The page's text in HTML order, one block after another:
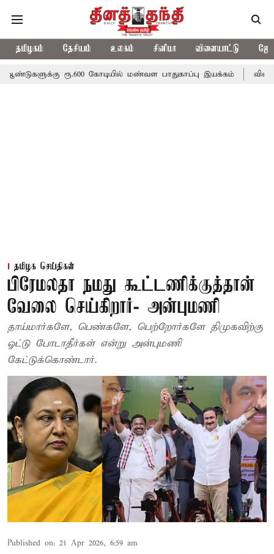
தமிழகம் தேசியம் உலகம் சினிமா விளையாட்டு
ரூ.600 கோடியில் மண்வள பாதுகாப்பு இயக்கம்
தமிழக செய்திகள்
பிரேமலதா நமது கூட்டணிக்குத்தான்
வேலை செய்கிறார்- அன்புமணி
தாய்மார்களே, பெண்களே, பெற்றோர்களே திமுகவிற்கு
ஓட்டு போடாதீர்கள் என்று அன்புமணி
கேட்டுக்கொண்டார்.
Published on: 21 Apr 2026, 6:59 am